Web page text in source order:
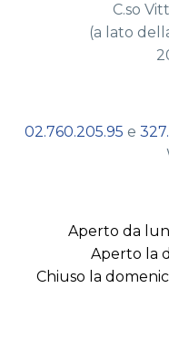
C.so
(a lato
02.760.205.95 e
Aperto da
Aperto la
Chiuso la